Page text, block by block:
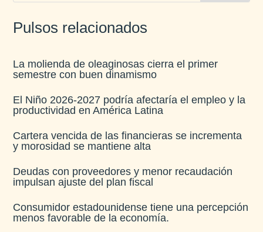
Pulsos relacionados
La molienda de oleaginosas cierra el primer
semestre con buen dinamismo​
El Niño 2026-2027 podría afectaría el empleo y la
productividad en América Latina​
Cartera vencida de las financieras se incrementa
y morosidad se mantiene alta​
Deudas con proveedores y menor recaudación
impulsan ajuste del plan fiscal​
Consumidor estadounidense tiene una percepción
menos favorable de la economía​.